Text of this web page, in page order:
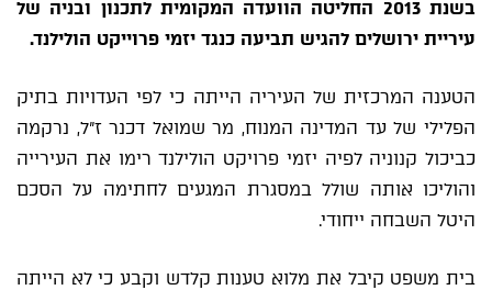
בשנת 2013 החליטה הוועדה המקומית לתכנון ובניה של
עיריית ירושלים להגיש תביעה כנגד יזמי פרוייקט הולילנד.
הטענה המרכזית של העיריה הייתה כי לפי העדויות בתיק
הפלילי של עד המדינה המנוח, מר שמואל דכנר ז"ל, נרקמה
כביכול קנוניה לפיה יזמי פרויקט הולילנד רימו את העירייה
והוליכו אותה שולל במסגרת המגעים לחתימה על הסכם
היטל השבחה ייחודי.
בית משפט קיבל את מלוא טענות קלדש וקבע כי לא הייתה